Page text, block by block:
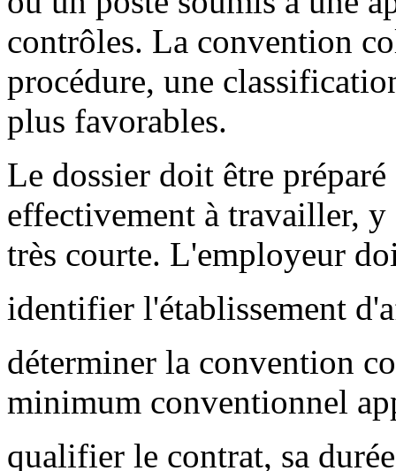
contrôles. La convention
procédure, une
plus favorables.
Le dossier doit être
effectivement à travailler,
très courte. L'employeur
identifier l'établissement
déterminer la convention
minimum conventionnel
qualifier le contrat, sa